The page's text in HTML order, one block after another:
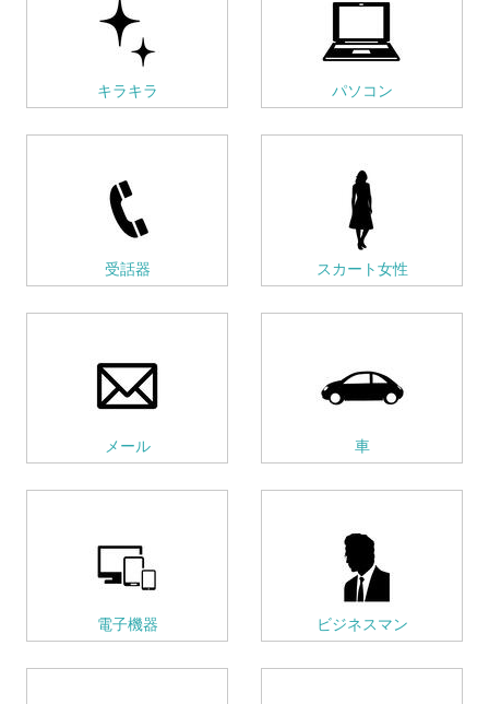
キラキラ パソコン
受話器 スカート女性
メール 車
電子機器 ビジネスマン